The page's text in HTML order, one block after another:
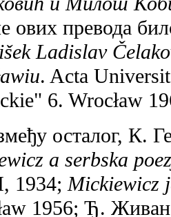
ових превода
Ladislav
. Acta
6. Wrocław
осталог, К.
a serbska
1934;Mickiewicz
1956; Ђ.